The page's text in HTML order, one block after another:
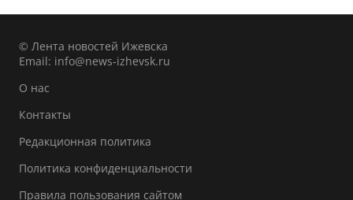
© Лента новостей Ижевска
Email: info@news-izhevsk.ru
О нас
Контакты
Редакционная политика
Политика конфиденциальности
Правила пользования сайтом